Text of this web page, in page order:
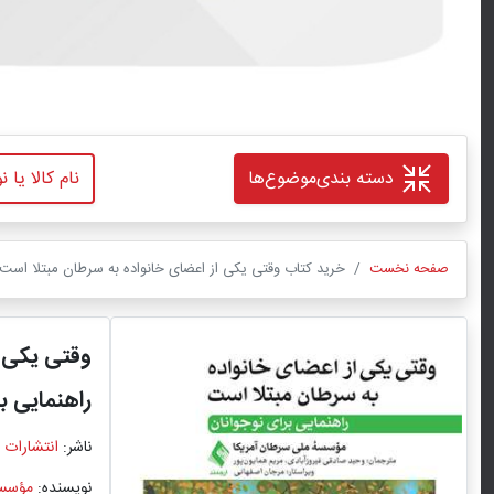
دسته بندیموضوع‌ها
صفحه نخست خرید کتاب وقتی یکی از اعضای خانواده به سرطان مبتلا
وقتی یکی
راهنمایی
ناشر:
نویسنده: